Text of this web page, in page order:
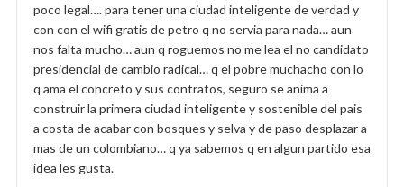
poco legal…. para tener una ciudad inteligente de verdad y
con con el wifi gratis de petro q no servia para nada… aun
nos falta mucho… aun q roguemos no me lea el no candidato
presidencial de cambio radical… q el pobre muchacho con lo
q ama el concreto y sus contratos, seguro se anima a
construir la primera ciudad inteligente y sostenible del pais
a costa de acabar con bosques y selva y de paso desplazar a
mas de un colombiano… q ya sabemos q en algun partido esa
idea les gusta.